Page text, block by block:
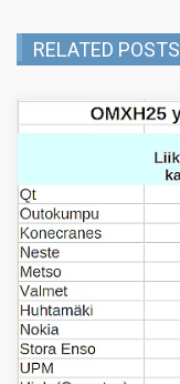
RELATED POSTS